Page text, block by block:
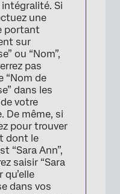
Si
une
portant
sur
ou “Nom”,
pas
“Nom de
dans les
votre
De même, si
pour trouver
dont le
“Sara Ann”,
saisir “Sara
qu’elle
dans vos